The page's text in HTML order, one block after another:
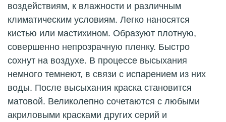
воздействиям, к влажности и различным
климатическим условиям. Легко наносятся
кистью или мастихином. Образуют плотную,
совершенно непрозрачную пленку. Быстро
сохнут на воздухе. В процессе высыхания
немного темнеют, в связи с испарением из них
воды. После высыхания краска становится
матовой. Великолепно сочетаются с любыми
акриловыми красками других серий и